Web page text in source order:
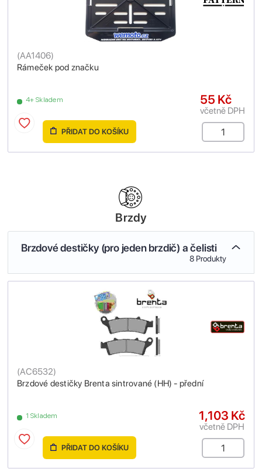
Rámeček pod značku
(AA1406)
4+ Skladem 55 Kč
včetně DPH
PŘIDAT DO KOŠÍKU
Brzdy
Brzdové destičky (pro jeden brzdič) a čelisti
8 Produkty
Brzdové destičky Brenta sintrované (HH) - přední
(AC6532)
1 Skladem 1,103 Kč
včetně DPH
PŘIDAT DO KOŠÍKU